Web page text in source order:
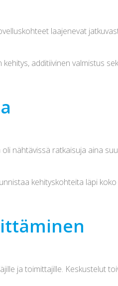
laajenevat
additiivinen valmistus
nähtävissä ratkaisuja aina
kehityskohteita läpi
ja toimittajille. Keskustelut